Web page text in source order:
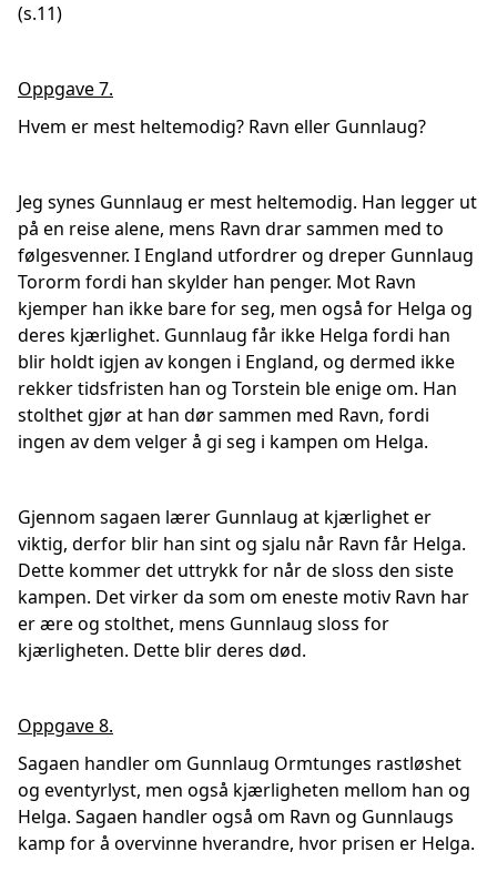
(s.11)
Oppgave 7.
Hvem er mest heltemodig? Ravn eller Gunnlaug?
Jeg synes Gunnlaug er mest heltemodig. Han legger ut
på en reise alene, mens Ravn drar sammen med to
følgesvenner. I England utfordrer og dreper Gunnlaug
Tororm fordi han skylder han penger. Mot Ravn
kjemper han ikke bare for seg, men også for Helga og
deres kjærlighet. Gunnlaug får ikke Helga fordi han
blir holdt igjen av kongen i England, og dermed ikke
rekker tidsfristen han og Torstein ble enige om. Han
stolthet gjør at han dør sammen med Ravn, fordi
ingen av dem velger å gi seg i kampen om Helga.
Gjennom sagaen lærer Gunnlaug at kjærlighet er
viktig, derfor blir han sint og sjalu når Ravn får Helga.
Dette kommer det uttrykk for når de sloss den siste
kampen. Det virker da som om eneste motiv Ravn har
er ære og stolthet, mens Gunnlaug sloss for
kjærligheten. Dette blir deres død.
Oppgave 8.
Sagaen handler om Gunnlaug Ormtunges rastløshet
og eventyrlyst, men også kjærligheten mellom han og
Helga. Sagaen handler også om Ravn og Gunnlaugs
kamp for å overvinne hverandre, hvor prisen er Helga.